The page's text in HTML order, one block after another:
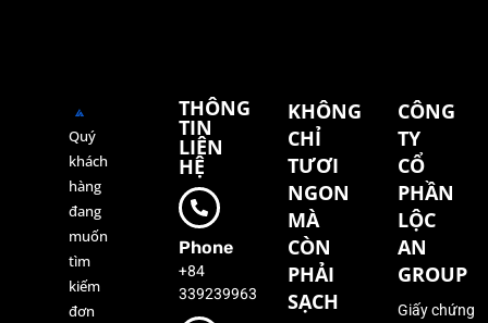
Quý
khách
hàng
đang
muốn
tìm
kiếm
đơn
THÔNG
TIN
LIÊN
HỆ
Phone
+84
339239963
KHÔNG
CHỈ
TƯƠI
NGON
MÀ
CÒN
PHẢI
SẠCH
CÔNG
TY
CỔ
PHẦN
LỘC
AN
GROUP
Giấy chứng